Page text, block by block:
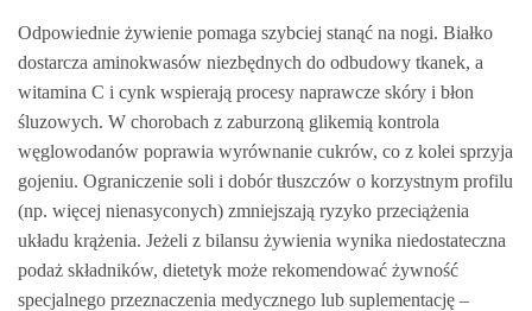
Odpowiednie żywienie pomaga szybciej stanąć na nogi. Białko
dostarcza aminokwasów niezbędnych do odbudowy tkanek, a
witamina C i cynk wspierają procesy naprawcze skóry i błon
śluzowych. W chorobach z zaburzoną glikemią kontrola
węglowodanów poprawia wyrównanie cukrów, co z kolei sprzyja
gojeniu. Ograniczenie soli i dobór tłuszczów o korzystnym profilu
(np. więcej nienasyconych) zmniejszają ryzyko przeciążenia
układu krążenia. Jeżeli z bilansu żywienia wynika niedostateczna
podaż składników, dietetyk może rekomendować żywność
specjalnego przeznaczenia medycznego lub suplementację –